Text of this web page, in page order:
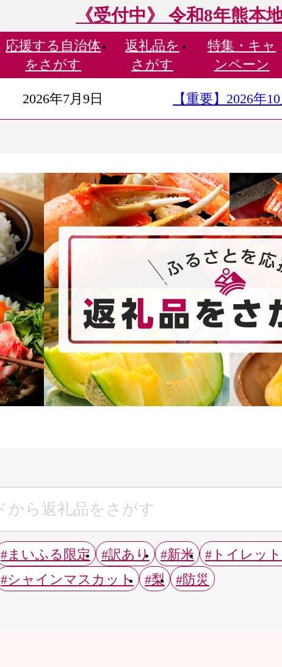
《受付中》 令和8年熊本
応援する 自治体
をさがす
返礼品を
さがす
特集・ キャ
ンペーン
2026年7月9日 【重要】2026年
#まいふる限定 #訳あり #新米 #トイレッ
#シャインマスカット
#梨 #防災